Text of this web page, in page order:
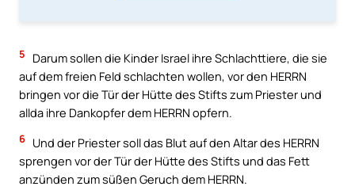
5
Darum sollen die Kinder Israel ihre Schlachttiere, die sie
auf dem freien Feld schlachten wollen, vor den HERRN
bringen vor die Tür der Hütte des Stifts zum Priester und
allda ihre Dankopfer dem HERRN opfern.
6 Und der Priester soll das Blut auf den Altar des HERRN
sprengen vor der Tür der Hütte des Stifts und das Fett
anzünden zum süßen Geruch dem HERRN.